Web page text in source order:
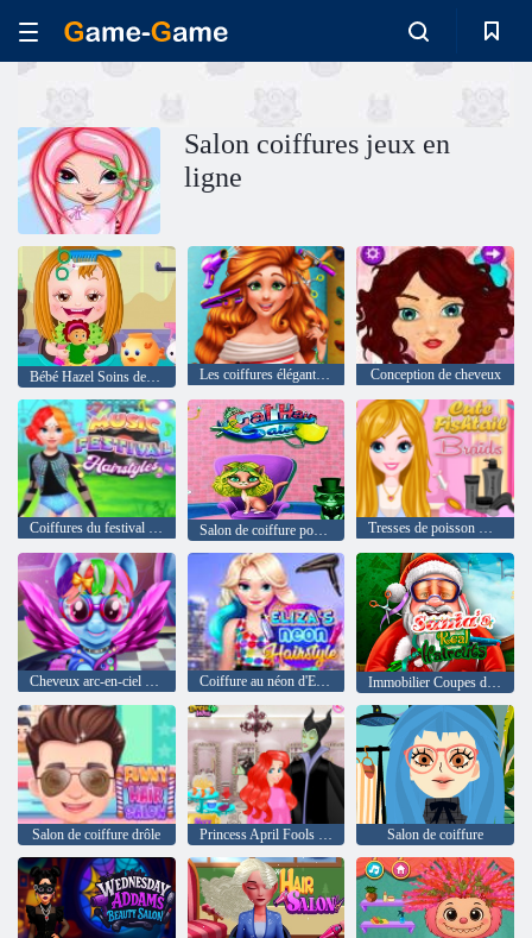
Salon coiffures jeux en
ligne
Bébé Hazel Soins des cheveux Les coiffures élégantes de Jessie Conception de cheveux
Coiffures du festival de musique Salon de coiffure pour chat Tresses de poisson mignon
Cheveux arc-en-ciel réels Coiffure au néon d'Eliza Immobilier Coupes du Père Noël
Salon de coiffure drôle Princess April Fools Salon de coiffure Salon de coiffure